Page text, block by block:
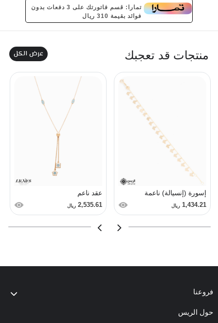
تمارا: قسم فاتورتك على 3 دفعات بدون
فوائد بقيمة 310 ريال
منتجات قد تعجبك عرض الكل
إسورة (إنسيالة) ناعمة
1,434.21 ريال
عقد ناعم
2,535.61 ريال
فروعنا
حول الريس